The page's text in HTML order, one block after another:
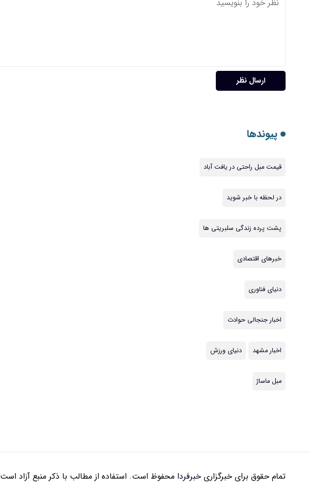
ارسال نظر
پیوندها
قیمت مبل راحتی در یافت آباد
در لحظه با خبر شوید
پشت پرده زندگی سلبریتی ها
خبرهای اقتصادی
دنیای فناوری
اخبار جنجالی حوادث
اخبار مشهد دنیای ورزش
مبل ماساژ
تمام حقوق برای خبرگزاری خبرفردا محفوظ است. استفاده از مطالب با ذکر منبع آزاد است